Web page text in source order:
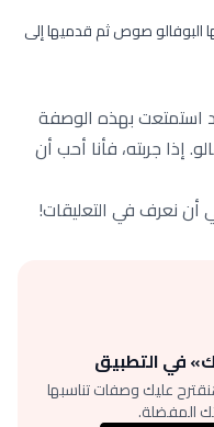
البوفالو صوص ثم قدميها إلى
استمتعت بهذه الوصفة
إذا جربته، فأنا أحب أن
نعرف في التعليقات!
في التطبيق
عليك وصفات تناسبها
المفضلة.